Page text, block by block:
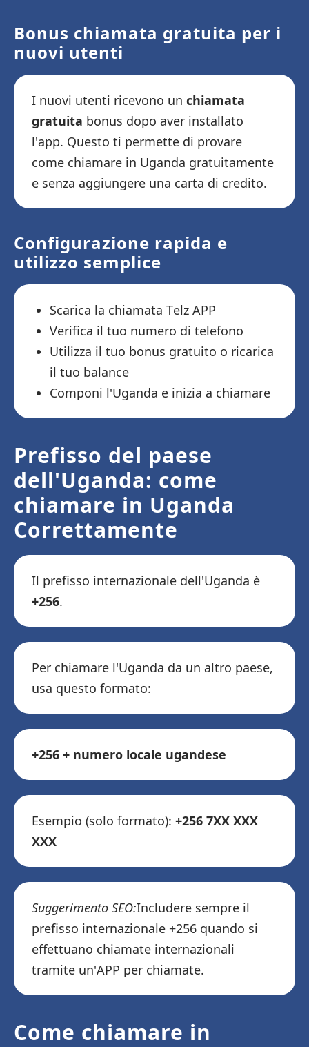
Bonus chiamata gratuita per i
nuovi utenti
I nuovi utenti ricevono un chiamata
gratuita bonus dopo aver installato
l'app. Questo ti permette di provare
come chiamare in Uganda gratuitamente
e senza aggiungere una carta di credito.
Configurazione rapida e
utilizzo semplice
Scarica la chiamata Telz APP
Verifica il tuo numero di telefono
Utilizza il tuo bonus gratuito o ricarica
il tuo balance
Componi l'Uganda e inizia a chiamare
Prefisso del paese
dell'Uganda: come
chiamare in Uganda
Correttamente
Il prefisso internazionale dell'Uganda è
+256.
Per chiamare l'Uganda da un altro paese,
usa questo formato:
+256 + numero locale ugandese
Esempio (solo formato): +256 7XX XXX
XXX
Suggerimento SEO:Includere sempre il
prefisso internazionale +256 quando si
effettuano chiamate internazionali
tramite un'APP per chiamate.
Come chiamare in